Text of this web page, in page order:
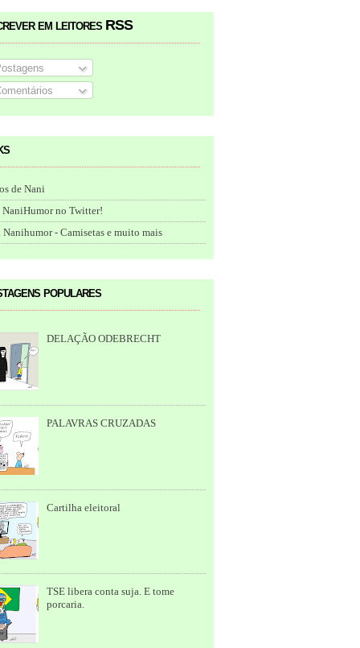
em leitores RSS
de Nani
NaniHumor no Twitter!
- Camisetas e muito mais
populares
DELAÇÃO ODEBRECHT
PALAVRAS CRUZADAS
Cartilha eleitoral
TSE libera conta suja. E tome
porcaria.